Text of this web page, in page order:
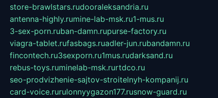
store-brawlstars.rudooraleksandria.ru
antenna-highly.rumine-lab-msk.ru1-mus.ru
3-sex-porn.ruban-damn.rupurse-factory.ru
viagra-tablet.rufasbags.ruadler-jun.rubandamn.ru
fincontech.ru3sexporn.ru1mus.rudarksand.ru
rebus-toys.ruminelab-msk.rurtdco.ru
seo-prodvizhenie-sajtov-stroitelnyh-kompanij.ru
card-voice.rurulonnyygazon177.rusnow-guard.ru